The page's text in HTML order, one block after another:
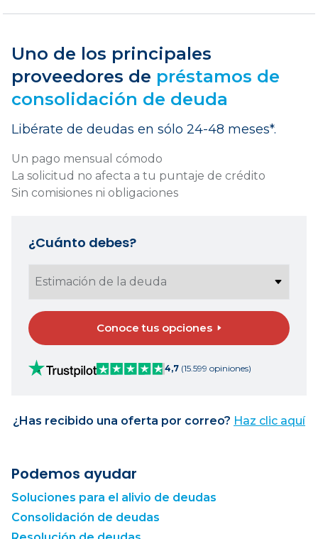
Uno de los principales
proveedores de préstamos de
consolidación de deuda
Libérate de deudas en sólo 24-48 meses*.
Un pago mensual cómodo
La solicitud no afecta a tu puntaje de crédito
Sin comisiones ni obligaciones
¿Cuánto debes?
Conoce tus opciones
4,7 (15.599 opiniones)
¿Has recibido una oferta por correo? Haz clic aquí
Podemos ayudar
Soluciones para el alivio de deudas
Consolidación de deudas